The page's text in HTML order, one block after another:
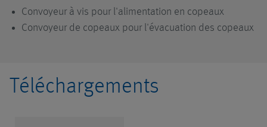
Convoyeur à vis pour l'alimentation en copeaux
Convoyeur de copeaux pour l'évacuation des copeaux
Téléchargements